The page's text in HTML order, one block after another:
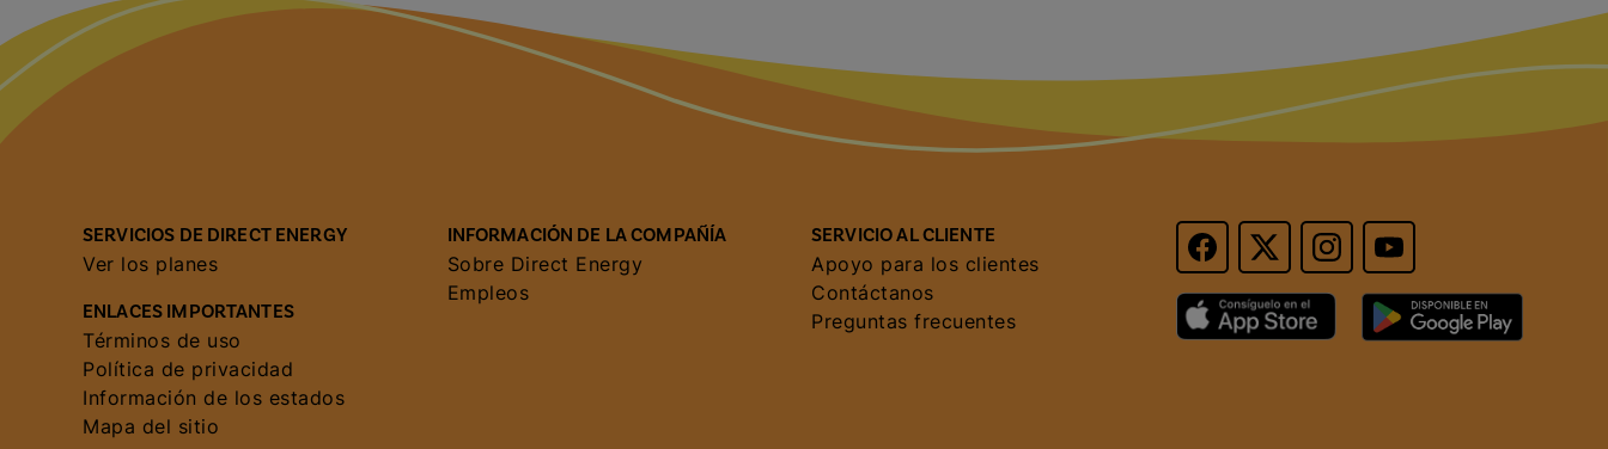
SERVICIOS DE DIRECT ENERGY
Ver los planes
ENLACES IMPORTANTES
Términos de uso
Política de privacidad
Información de los estados
Mapa del sitio
INFORMACIÓN DE LA COMPAÑÍA
Sobre Direct Energy
Empleos
SERVICIO AL CLIENTE
Apoyo para los clientes
Contáctanos
Preguntas frecuentes